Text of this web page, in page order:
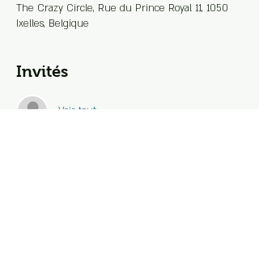
The Crazy Circle, Rue du Prince Royal 11, 1050
Ixelles, Belgique
Invités
Voir tout